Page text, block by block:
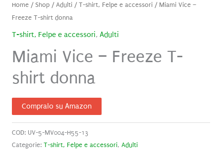
Home/ Shop/Adulti/T-shirt, Felpe e accessori/ Miami Vice –
Freeze T-shirt donna
T-shirt, Felpe e accessori, Adulti
Miami Vice – Freeze T-
shirt donna
Compralo su Amazon
COD: UV-5-MV004-H55-13
Categorie: T-shirt, Felpe e accessori, Adulti